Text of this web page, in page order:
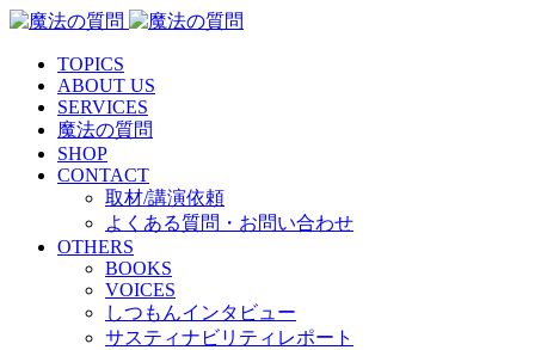
TOPICS
ABOUT US
SERVICES
魔法の質問
SHOP
CONTACT
取材/講演依頼
よくある質問・お問い合わせ
OTHERS
BOOKS
VOICES
しつもんインタビュー
サスティナビリティレポート